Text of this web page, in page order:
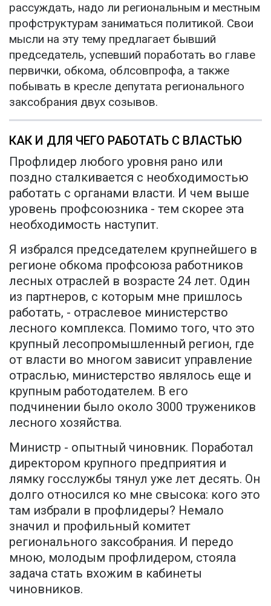
рассуждать, надо ли региональным и местным
профструктурам заниматься политикой. Свои
мысли на эту тему предлагает бывший
председатель, успевший поработать во главе
первички, обкома, облсовпрофа, а также
побывать в кресле депутата регионального
заксобрания двух созывов.
КАК И ДЛЯ ЧЕГО РАБОТАТЬ С ВЛАСТЬЮ
Профлидер любого уровня рано или
поздно сталкивается с необходимостью
работать с органами власти. И чем выше
уровень профсоюзника - тем скорее эта
необходимость наступит.
Я избрался председателем крупнейшего в
регионе обкома профсоюза работников
лесных отраслей в возрасте 24 лет. Один
из партнеров, с которым мне пришлось
работать, - отраслевое министерство
лесного комплекса. Помимо того, что это
крупный лесопромышленный регион, где
от власти во многом зависит управление
отраслью, министерство являлось еще и
крупным работодателем. В его
подчинении было около 3000 тружеников
лесного хозяйства.
Министр - опытный чиновник. Поработал
директором крупного предприятия и
лямку госслужбы тянул уже лет десять. Он
долго относился ко мне свысока: кого это
там избрали в профлидеры? Немало
значил и профильный комитет
регионального заксобрания. И передо
мною, молодым профлидером, стояла
задача стать вхожим в кабинеты
чиновников.